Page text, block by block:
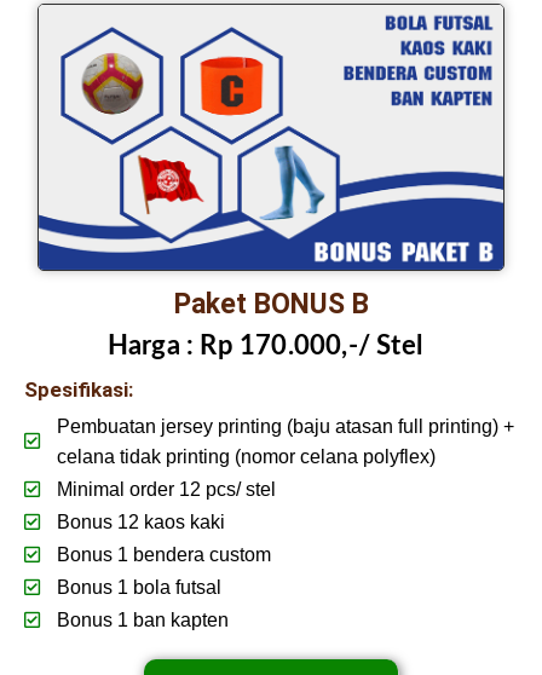
Paket BONUS B
Harga : Rp 170.000,-/ Stel
Spesifikasi:
Pembuatan jersey printing (baju atasan full printing) +
celana tidak printing (nomor celana polyflex)
Minimal order 12 pcs/ stel
Bonus 12 kaos kaki
Bonus 1 bendera custom
Bonus 1 bola futsal
Bonus 1 ban kapten